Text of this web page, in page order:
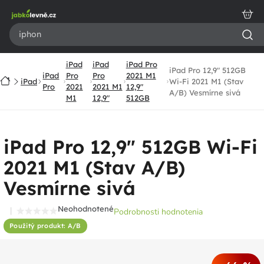
obsah
Domov
iPad
iPad
Pro
iPad
Pro
2021
M1
iPad
Pro
2021 M1
12,9"
iPad Pro
2021 M1
12,9"
512GB
iPad Pro 12,9" 512GB
Wi-Fi 2021 M1 (Stav
A/B) Vesmírne sivá
iPad Pro 12,9" 512GB Wi-Fi
2021 M1 (Stav A/B)
Vesmírne sivá
Použitý produkt: A/B
Priemerné
hodnotenie
NeohodnotenéPodrobnosti hodnotenia